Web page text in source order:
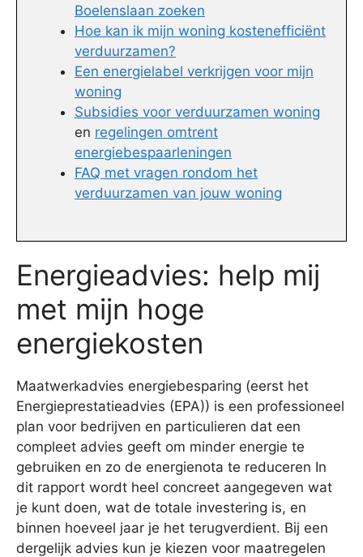
Boelenslaan zoeken
Hoe kan ik mijn woning kostenefficiënt
verduurzamen?
Een energielabel verkrijgen voor mijn
woning
Subsidies voor verduurzamen woning
en regelingen omtrent
energiebespaarleningen
FAQ met vragen rondom het
verduurzamen van jouw woning
Energieadvies: help mij
met mijn hoge
energiekosten
Maatwerkadvies energiebesparing (eerst het
Energieprestatieadvies (EPA)) is een professioneel
plan voor bedrijven en particulieren dat een
compleet advies geeft om minder energie te
gebruiken en zo de energienota te reduceren In
dit rapport wordt heel concreet aangegeven wat
je kunt doen, wat de totale investering is, en
binnen hoeveel jaar je het terugverdient. Bij een
dergelijk advies kun je kiezen voor maatregelen